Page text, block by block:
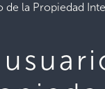
de la Propiedad